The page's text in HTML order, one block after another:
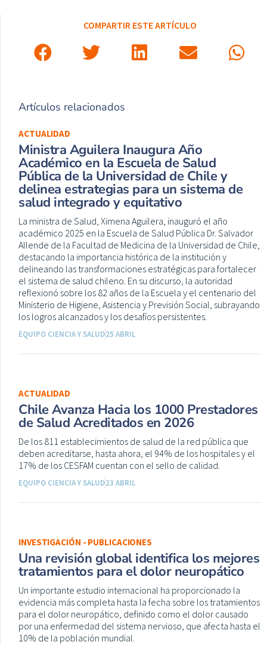
COMPARTIR ESTE ARTÍCULO
Artículos relacionados
ACTUALIDAD
Ministra Aguilera Inaugura Año
Académico en la Escuela de Salud
Pública de la Universidad de Chile y
delinea estrategias para un sistema de
salud integrado y equitativo
La ministra de Salud, Ximena Aguilera, inauguró el año
académico 2025 en la Escuela de Salud Pública Dr. Salvador
Allende de la Facultad de Medicina de la Universidad de Chile,
destacando la importancia histórica de la institución y
delineando las transformaciones estratégicas para fortalecer
el sistema de salud chileno. En su discurso, la autoridad
reflexionó sobre los 82 años de la Escuela y el centenario del
Ministerio de Higiene, Asistencia y Previsión Social, subrayando
los logros alcanzados y los desafíos persistentes.
EQUIPO CIENCIA Y SALUD25 ABRIL
ACTUALIDAD
Chile Avanza Hacia los 1000 Prestadores
de Salud Acreditados en 2026
De los 811 establecimientos de salud de la red pública que
deben acreditarse, hasta ahora, el 94% de los hospitales y el
17% de los CESFAM cuentan con el sello de calidad.
EQUIPO CIENCIA Y SALUD23 ABRIL
INVESTIGACIÓN - PUBLICACIONES
Una revisión global identifica los mejores
tratamientos para el dolor neuropático
Un importante estudio internacional ha proporcionado la
evidencia más completa hasta la fecha sobre los tratamientos
para el dolor neuropático, definido como el dolor causado
por una enfermedad del sistema nervioso, que afecta hasta el
10% de la población mundial.